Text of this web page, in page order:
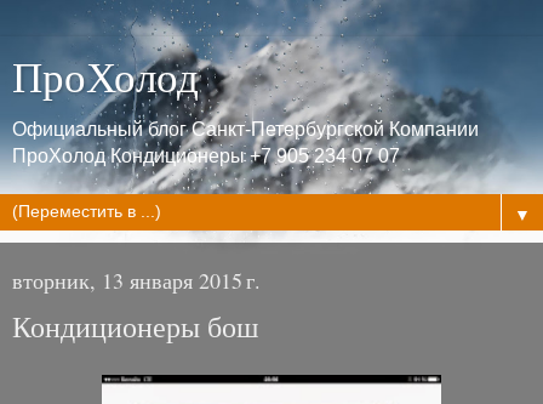
ПроХолод
Официальный блог Санкт-Петербургской Компании
ПроХолод Кондиционеры +7 905 234 07 07
▼
вторник, 13 января 2015 г.
Кондиционеры бош